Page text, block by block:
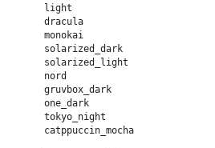
light
dracula
monokai
solarized_dark
solarized_light
nord
gruvbox_dark
one_dark
tokyo_night
catppuccin_mocha